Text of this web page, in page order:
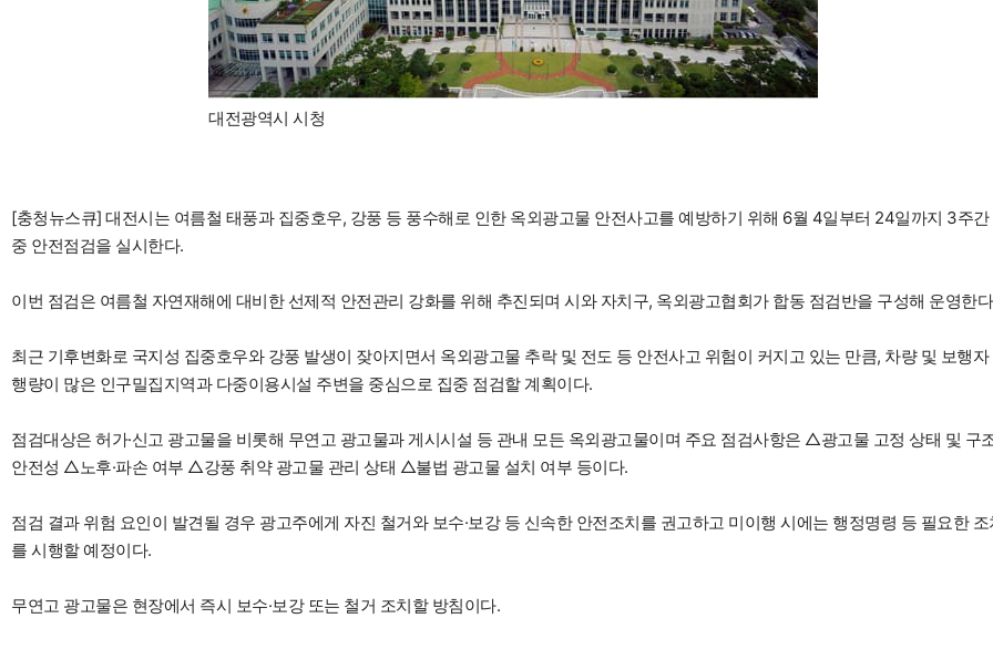
대전광역시 시청
[충청뉴스큐] 대전시는 여름철 태풍과 집중호우, 강풍 등 풍수해로 인한 옥외광고물 안전사고를 예방하기 위해 6월 4일부터 24일까지 3주간
중 안전점검을 실시한다.
이번 점검은 여름철 자연재해에 대비한 선제적 안전관리 강화를 위해 추진되며 시와 자치구, 옥외광고협회가 합동 점검반을 구성해 운영한
최근 기후변화로 국지성 집중호우와 강풍 발생이 잦아지면서 옥외광고물 추락 및 전도 등 안전사고 위험이 커지고 있는 만큼, 차량 및 보행자
행량이 많은 인구밀집지역과 다중이용시설 주변을 중심으로 집중 점검할 계획이다.
점검대상은 허가·신고 광고물을 비롯해 무연고 광고물과 게시시설 등 관내 모든 옥외광고물이며 주요 점검사항은 △광고물 고정 상태 및 구
안전성 △노후·파손 여부 △강풍 취약 광고물 관리 상태 △불법 광고물 설치 여부 등이다.
점검 결과 위험 요인이 발견될 경우 광고주에게 자진 철거와 보수·보강 등 신속한 안전조치를 권고하고 미이행 시에는 행정명령 등 필요한 조
를 시행할 예정이다.
무연고 광고물은 현장에서 즉시 보수·보강 또는 철거 조치할 방침이다.